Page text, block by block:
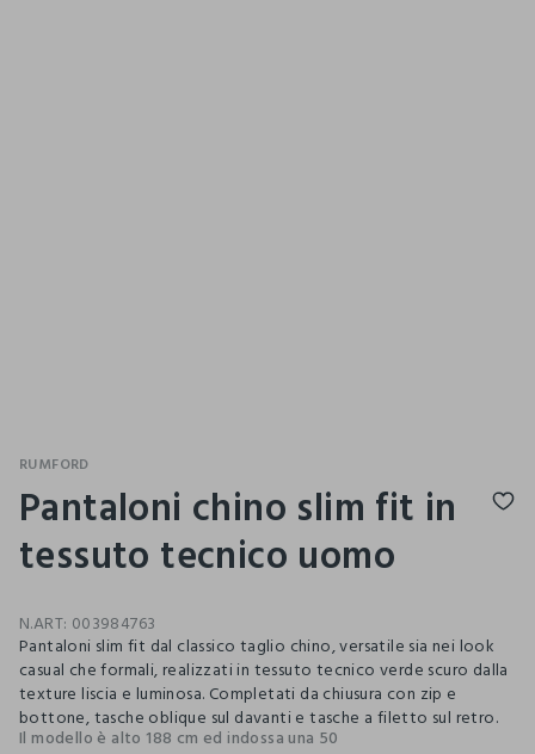
RUMFORD
Pantaloni chino slim fit in
tessuto tecnico uomo
N.ART: 003984763
Pantaloni slim fit dal classico taglio chino, versatile sia nei look
casual che formali, realizzati in tessuto tecnico verde scuro dalla
texture liscia e luminosa. Completati da chiusura con zip e
bottone, tasche oblique sul davanti e tasche a filetto sul retro.
Il modello è alto 188 cm ed indossa una 50